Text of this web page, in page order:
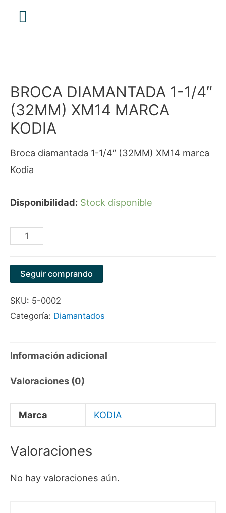
Menú
BROCA DIAMANTADA 1-1/4″
(32MM) XM14 MARCA
KODIA
Broca diamantada 1-1/4″ (32MM) XM14 marca
Kodia
Disponibilidad: Stock disponible
BROCA
1-
1/4"
(32MM)
XM14
KODIA
Seguir comprando
SKU: 5-0002
Categoría: Diamantados
Información adicional
Valoraciones (0)
Marca KODIA
Valoraciones
No hay valoraciones aún.